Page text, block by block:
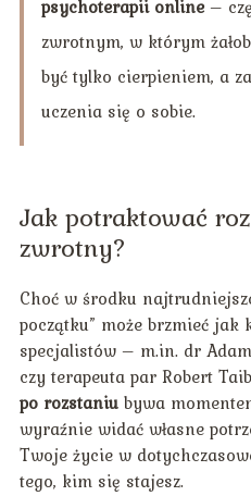
psychoterapii online–
zwrotnym, w którym
być tylko cierpieniem, a
uczenia się o sobie.
Jak potraktować
zwrotny?
Choć w środku
początku” może brzmieć
specjalistów – m.in. dr
czy terapeuta par Robert
po rozstaniubywa
wyraźnie widać własne
Twoje życie w
tego, kim się stajesz.